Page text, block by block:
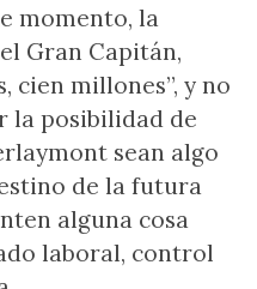
momento, la
Gran Capitán,
cien millones”, y no
la posibilidad de
sean algo
de la futura
alguna cosa
laboral, control